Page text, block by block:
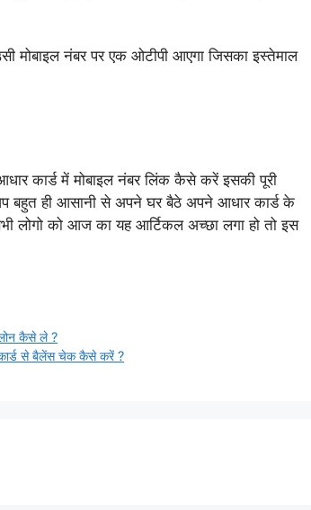
मोबाइल नंबर पर एक ओटीपी आएगा जिसका इस्तेमाल
कार्ड में मोबाइल नंबर लिंक कैसे करें इसकी पूरी
बहुत ही आसानी से अपने घर बैठे अपने आधार कार्ड के
लोगो को आज का यह आर्टिकल अच्छा लगा हो तो इस
कैसे ले ?
से बैलेंस चेक कैसे करें ?